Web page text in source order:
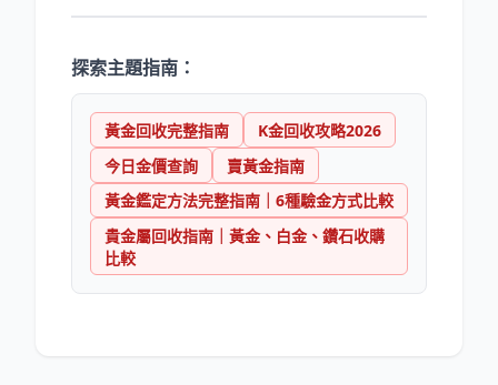
探索主題指南：
黃金回收完整指南
K金回收攻略2026
今日金價查詢
賣黃金指南
黃金鑑定方法完整指南｜6種驗金方式比較
貴金屬回收指南｜黃金、白金、鑽石收購
比較